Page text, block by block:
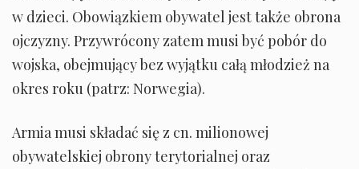
w dzieci. Obowiązkiem obywatel jest także obrona
ojczyzny. Przywrócony zatem musi być pobór do
wojska, obejmujący bez wyjątku całą młodzież na
okres roku (patrz: Norwegia).
Armia musi składać się z cn. milionowej
obywatelskiej obrony terytorialnej oraz